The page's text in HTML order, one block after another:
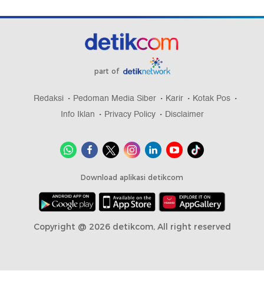
part of
Redaksi Pedoman Media Siber Karir
Kotak Pos
Info Iklan
Privacy Policy Disclaimer
Download aplikasi detikcom
Copyright @ 2026 detikcom, All right reserved